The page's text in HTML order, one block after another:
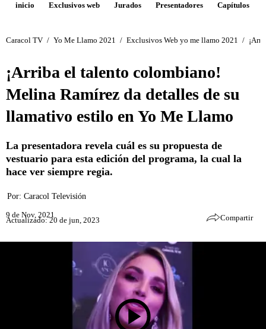
inicio Exclusivos web Jurados Presentadores Capítulos
Caracol TV / Yo Me Llamo 2021 / Exclusivos Web yo me llamo 2021 /
¡Arriba el talento colombiano!
Melina Ramírez da detalles de su
llamativo estilo en Yo Me Llamo
La presentadora revela cuál es su propuesta de
vestuario para esta edición del programa, la cual la
hace ver siempre regia.
Por: Caracol Televisión
9 de Nov, 2021
Actualizado: 20 de jun, 2023 Compartir